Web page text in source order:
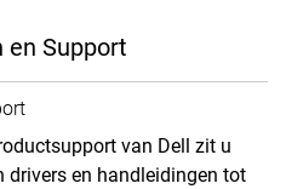
en Support
van Dell zit u
drivers en handleidingen tot